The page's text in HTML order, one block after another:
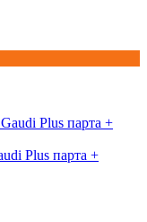
Plus парта +